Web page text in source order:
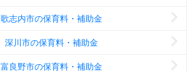
歌志内市の保育料・補助金
深川市の保育料・補助金
富良野市の保育料・補助金